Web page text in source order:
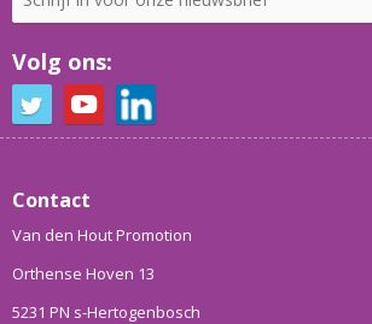
Volg ons:
Contact
Van den Hout Promotion
Orthense Hoven 13
5231 PN s-Hertogenbosch